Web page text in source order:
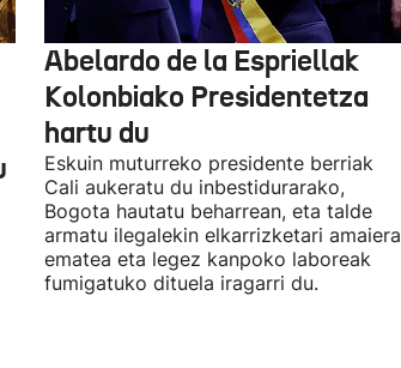
Abelardo de la Espriellak
Kolonbiako Presidentetza
hartu du
Eskuin muturreko presidente berriak
Cali aukeratu du inbestidurarako,
Bogota hautatu beharrean, eta talde
armatu ilegalekin elkarrizketari amaiera
ematea eta legez kanpoko laboreak
fumigatuko dituela iragarri du.